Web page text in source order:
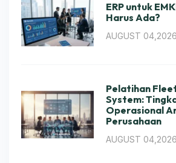
ERP untuk
Harus Ada?
AUGUST 04,2026
Pelatihan
System:
Operasional
Perusahaan
AUGUST 04,2026